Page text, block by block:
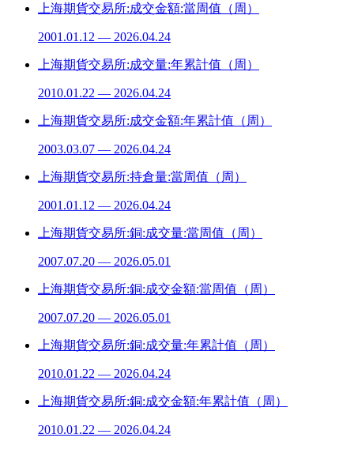
上海期貨交易所:成交金額:當周值（周）
2001.01.12 — 2026.04.24
上海期貨交易所:成交量:年累計值（周）
2010.01.22 — 2026.04.24
上海期貨交易所:成交金額:年累計值（周）
2003.03.07 — 2026.04.24
上海期貨交易所:持倉量:當周值（周）
2001.01.12 — 2026.04.24
上海期貨交易所:銅:成交量:當周值（周）
2007.07.20 — 2026.05.01
上海期貨交易所:銅:成交金額:當周值（周）
2007.07.20 — 2026.05.01
上海期貨交易所:銅:成交量:年累計值（周）
2010.01.22 — 2026.04.24
上海期貨交易所:銅:成交金額:年累計值（周）
2010.01.22 — 2026.04.24